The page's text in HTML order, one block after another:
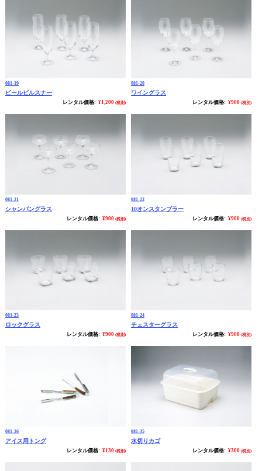
081-19
ビールピルスナー
レンタル価格:¥1,200 (税別)
081-20
ワイングラス
レンタル価格:¥900 (税別)
081-21
シャンパングラス
レンタル価格:¥900 (税別)
081-22
10オンスタンブラー
レンタル価格:¥900 (税別)
081-23
ロックグラス
レンタル価格:¥900 (税別)
081-24
チェスターグラス
レンタル価格:¥900 (税別)
081-26
アイス用トング
レンタル価格:¥130 (税別)
081-35
水切りカゴ
レンタル価格:¥300 (税別)